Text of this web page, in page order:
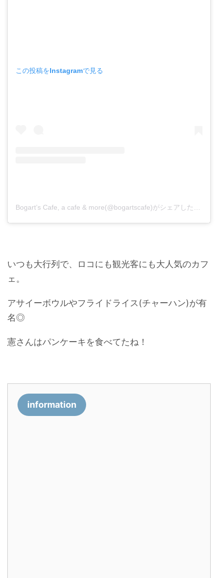
この投稿をInstagramで見る
いつも大行列で、ロコにも観光客にも大人気のカフ
ェ。
アサイーボウルやフライドライス(チャーハン)が有
名◎
憲さんはパンケーキを食べてたね！
information